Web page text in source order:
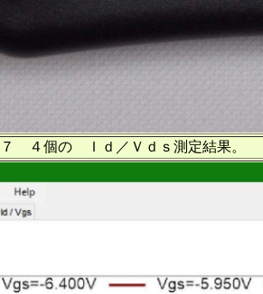
４個の Ｉｄ／Ｖｄｓ測定結果。